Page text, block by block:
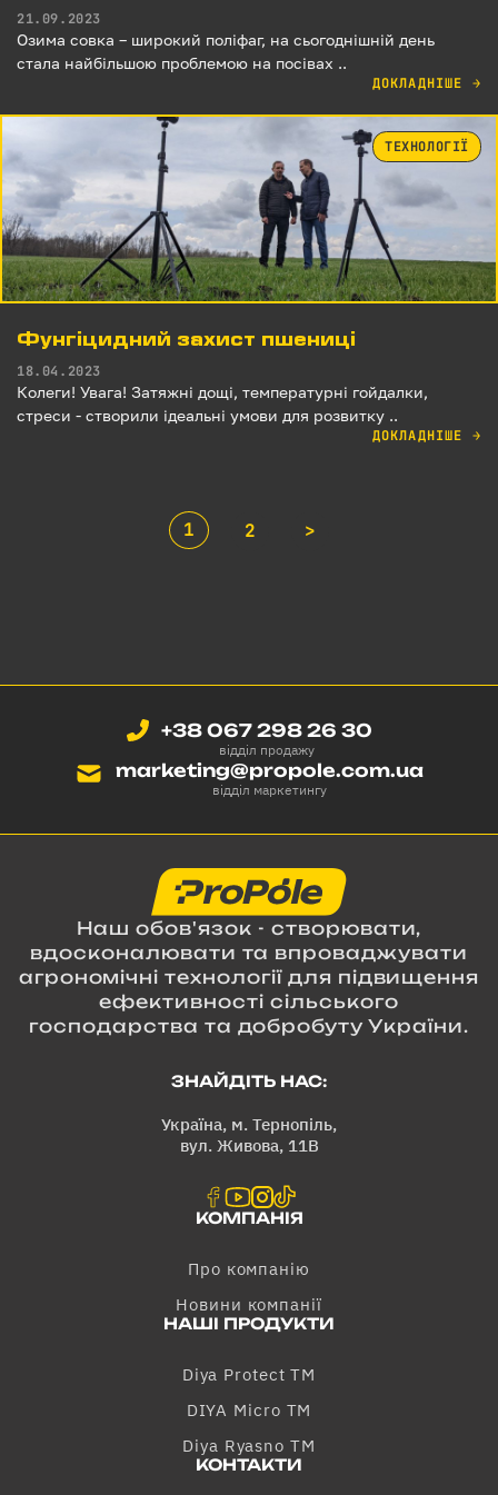
21.09.2023
Озима совка – широкий поліфаг, на сьогоднішній день
стала найбільшою проблемою на посівах ..
ДОКЛАДНІШЕ →
ТЕХНОЛОГІЇ
Фунгіцидний захист пшениці
18.04.2023
Колеги! Увага! Затяжні дощі, температурні гойдалки,
стреси - створили ідеальні умови для розвитку ..
ДОКЛАДНІШЕ →
1 2 >
+38 067 298 26 30
відділ продажу
marketing@propole.com.ua
відділ маркетингу
Наш обов'язок - створювати,
вдосконалювати та впроваджувати
агрономічні технології для підвищення
ефективності сільського
господарства та добробуту України.
ЗНАЙДІТЬ НАС:
Україна, м. Тернопіль,
вул. Живова, 11В
КОМПАНІЯ
Про компанію
Новини компанії
НАШІ ПРОДУКТИ
Diya Protect TM
DIYA Micro TM
Diya Ryasno TM
КОНТАКТИ